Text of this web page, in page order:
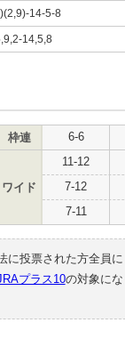
14-5-8
14,5,8
枠連 6-6
ワイド
11-12
7-12
7-11
に投票された方全員に
プラス10の対象にな